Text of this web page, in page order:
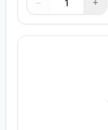
Aantal
Gebruik de
Aantal 1